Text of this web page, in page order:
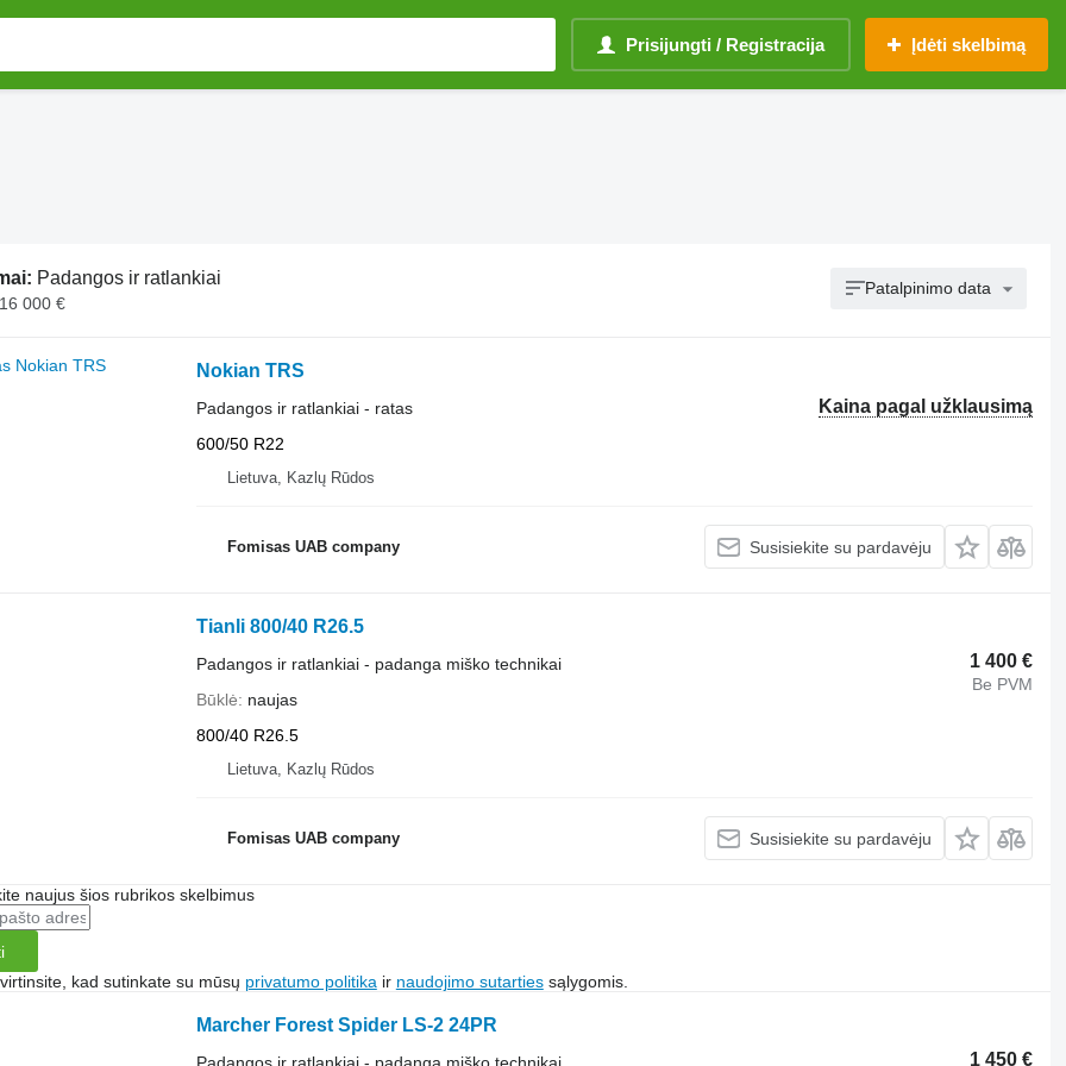
Prisijungti / Registracija Įdėti skelbimą
Padangos ir ratlankiai
000 €
Patalpinimo data
Nokian TRS
Kaina pagal užklausimą
Padangos ir ratlankiai - ratas
600/50 R22
Lietuva, Kazlų Rūdos
Fomisas UAB company Susisiekite su pardavėju
Tianli 800/40 R26.5
1 400 €
Be PVM
Padangos ir ratlankiai - padanga miško technikai
Būklė
naujas
800/40 R26.5
Lietuva, Kazlų Rūdos
Fomisas UAB company Susisiekite su pardavėju
naujus šios rubrikos skelbimus
kad sutinkate su mūsų privatumo politika ir naudojimo sutartiessąlygomis.
Marcher Forest Spider LS-2 24PR
1 450 €